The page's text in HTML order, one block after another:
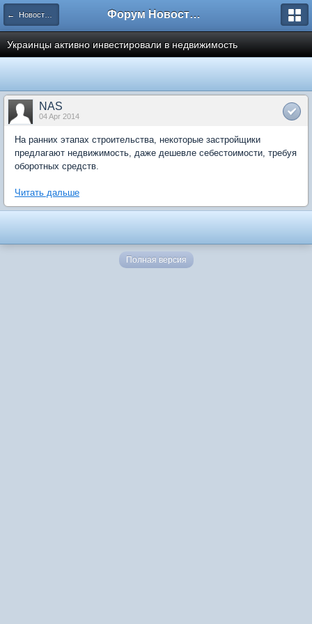
← Новости рынка недвижимости Форум Новостройки
Украинцы активно инвестировали в недвижимость
NAS
04 Apr 2014
На ранних этапах строительства, некоторые застройщики
предлагают недвижимость, даже дешевле себестоимости, требуя
оборотных средств.
Читать дальше
Полная версия